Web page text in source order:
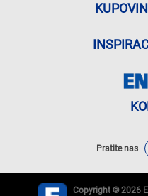
Pratite nas
Copyright © 2026